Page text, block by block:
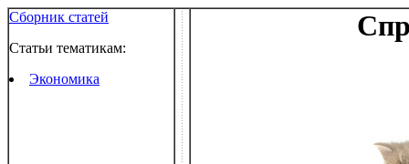
Сборник статей
Статьи тематикам:
Экономика